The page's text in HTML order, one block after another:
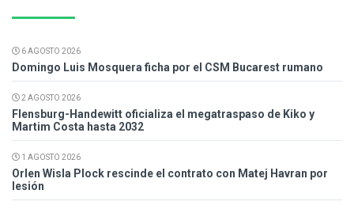
6 AGOSTO 2026
Domingo Luis Mosquera ficha por el CSM Bucarest rumano
2 AGOSTO 2026
Flensburg-Handewitt oficializa el megatraspaso de Kiko y
Martim Costa hasta 2032
1 AGOSTO 2026
Orlen Wisla Plock rescinde el contrato con Matej Havran por
lesión